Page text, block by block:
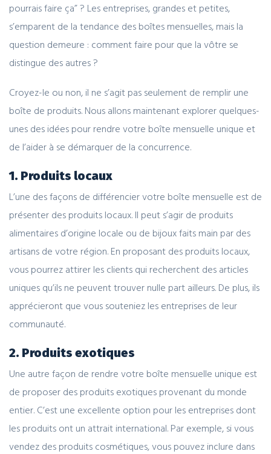
pourrais faire ça” ? Les entreprises, grandes et petites,
s’emparent de la tendance des boîtes mensuelles, mais la
question demeure : comment faire pour que la vôtre se
distingue des autres ?
Croyez-le ou non, il ne s’agit pas seulement de remplir une
boîte de produits. Nous allons maintenant explorer quelques-
unes des idées pour rendre votre boîte mensuelle unique et
de l’aider à se démarquer de la concurrence.
1. Produits locaux
L’une des façons de différencier votre boîte mensuelle est de
présenter des produits locaux. Il peut s’agir de produits
alimentaires d’origine locale ou de bijoux faits main par des
artisans de votre région. En proposant des produits locaux,
vous pourrez attirer les clients qui recherchent des articles
uniques qu’ils ne peuvent trouver nulle part ailleurs. De plus, ils
apprécieront que vous souteniez les entreprises de leur
communauté.
2. Produits exotiques
Une autre façon de rendre votre boîte mensuelle unique est
de proposer des produits exotiques provenant du monde
entier. C’est une excellente option pour les entreprises dont
les produits ont un attrait international. Par exemple, si vous
vendez des produits cosmétiques, vous pouvez inclure dans